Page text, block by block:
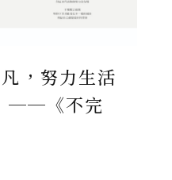
，努力生活
──《不完